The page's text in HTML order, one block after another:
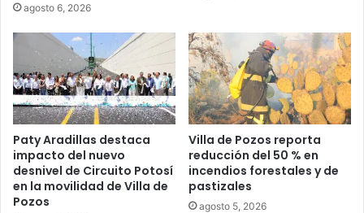
agosto 6, 2026
Paty Aradillas destaca
impacto del nuevo
desnivel de Circuito Potosí
en la movilidad de Villa de
Pozos
Villa de Pozos reporta
reducción del 50 % en
incendios forestales y de
pastizales
agosto 5, 2026